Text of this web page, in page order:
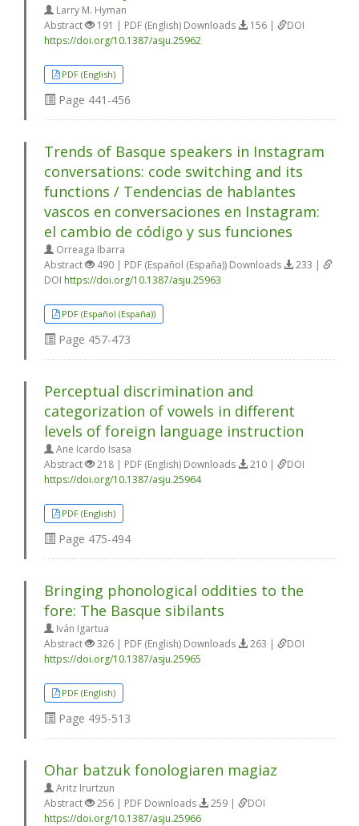
Larry M. Hyman
Abstract
191 | PDF (English) Downloads 156 |
DOI
https://doi.org/10.1387/asju.25962
PDF (English)
Page 441-456
Trends of Basque speakers in Instagram
conversations: code switching and its
functions / Tendencias de hablantes
vascos en conversaciones en Instagram:
el cambio de código y sus funciones
Orreaga Ibarra
Abstract
490 | PDF (Español (España)) Downloads
233 |
DOI https://doi.org/10.1387/asju.25963
PDF (Español (España))
Page 457-473
Perceptual discrimination and
categorization of vowels in different
levels of foreign language instruction
Ane Icardo Isasa
Abstract
218 | PDF (English) Downloads 210 |
DOI
https://doi.org/10.1387/asju.25964
PDF (English)
Page 475-494
Bringing phonological oddities to the
fore: The Basque sibilants
Iván Igartua
Abstract
326 | PDF (English) Downloads 263 |
DOI
https://doi.org/10.1387/asju.25965
PDF (English)
Page 495-513
Ohar batzuk fonologiaren magiaz
Aritz Irurtzun
Abstract
256 | PDF Downloads 259 |
DOI
https://doi.org/10.1387/asju.25966